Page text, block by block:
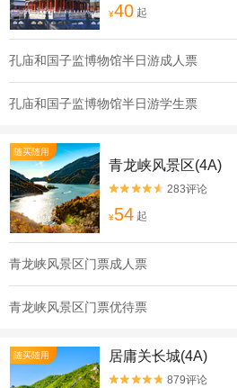
¥40 起
孔庙和国子监博物馆半日游成人票
孔庙和国子监博物馆半日游学生票
随买随用
青龙峡风景区(4A)

 283评论
¥54 起
青龙峡风景区门票成人票
青龙峡风景区门票优待票
随买随用 居庸关长城(4A)

 879评论